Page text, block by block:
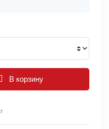
В корзину